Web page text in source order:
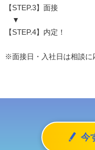
【STEP.3】面接
▼
【STEP.4】内定！
※面接日・入社日は相談に
今